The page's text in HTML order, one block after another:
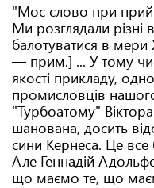
"Моє слово при
Ми розглядали різні
балотуватися в
— прим.] ... У тому
якості прикладу,
промисловців
"Турбоатому"
шанована, досить
сини Кернеса. Це все
Але Геннадій
що маємо те, що